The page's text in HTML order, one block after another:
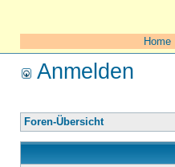
Home
Anmelden
Foren-Übersicht